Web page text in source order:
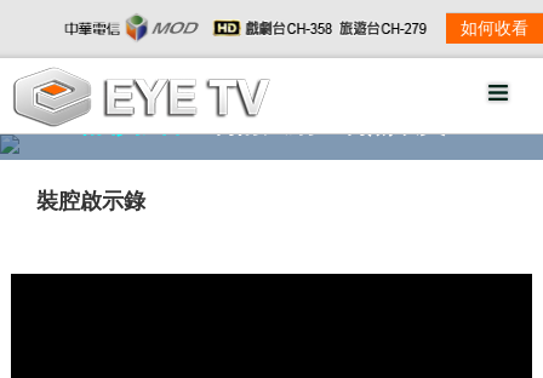
如何收看
精彩影音 劇情大綱
裝腔啟示錄